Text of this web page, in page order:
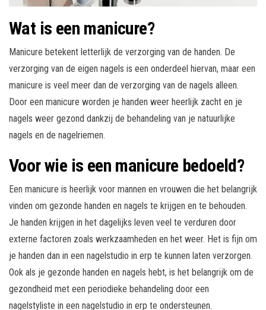
Wat is een manicure?
Manicure betekent letterlijk de verzorging van de handen. De
verzorging van de eigen nagels is een onderdeel hiervan, maar een
manicure is veel meer dan de verzorging van de nagels alleen.
Door een manicure worden je handen weer heerlijk zacht en je
nagels weer gezond dankzij de behandeling van je natuurlijke
nagels en de nagelriemen.
Voor wie is een manicure bedoeld?
Een manicure is heerlijk voor mannen en vrouwen die het belangrijk
vinden om gezonde handen en nagels te krijgen en te behouden.
Je handen krijgen in het dagelijks leven veel te verduren door
externe factoren zoals werkzaamheden en het weer. Het is fijn om
je handen dan in een nagelstudio in erp te kunnen laten verzorgen.
Ook als je gezonde handen en nagels hebt, is het belangrijk om de
gezondheid met een periodieke behandeling door een
nagelstyliste in een nagelstudio in erp te ondersteunen.